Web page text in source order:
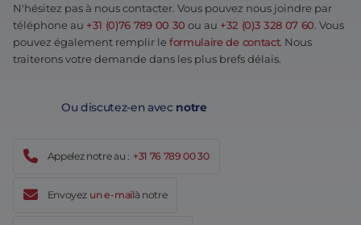
N'hésitez pas à nous contacter. Vous pouvez nous joindre par
téléphone au +31 (0)76 789 00 30 ou au +32 (0)3 328 07 60. Vous
pouvez également remplir leformulaire de contact. Nous
traiterons votre demande dans les plus brefs délais.
Ou discutez-en avec notre
Appelez notre au : +31 76 789 00 30
Envoyez un e-mailà notre